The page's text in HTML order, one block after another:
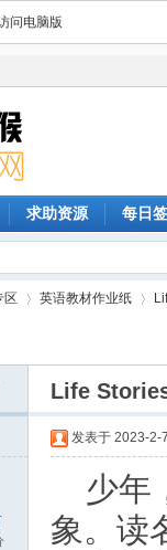
问电脑版
求助资源 每日
区 英语教材作业纸
Life
发表于 2023-2-
少年
象。读